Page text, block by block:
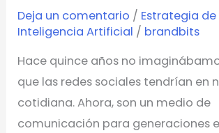
Deja un comentario / Estrategia
Inteligencia Artificial / brandbits
Hace quince años no
que las redes sociales tendrían en
cotidiana. Ahora, son un medio de
comunicación para generaciones
las
redes
sociales